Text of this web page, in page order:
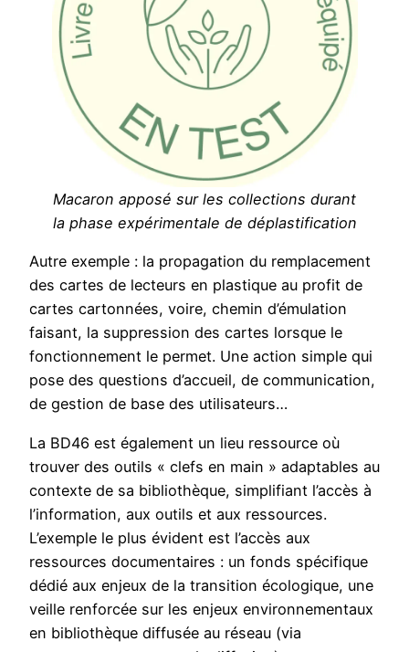
Macaron apposé sur les collections durant
la phase expérimentale de déplastification
Autre exemple : la propagation du remplacement
des cartes de lecteurs en plastique au profit de
cartes cartonnées, voire, chemin d’émulation
faisant, la suppression des cartes lorsque le
fonctionnement le permet. Une action simple qui
pose des questions d’accueil, de communication,
de gestion de base des utilisateurs…
La BD46 est également un lieu ressource où
trouver des outils « clefs en main » adaptables au
contexte de sa bibliothèque, simplifiant l’accès à
l’information, aux outils et aux ressources.
L’exemple le plus évident est l’accès aux
ressources documentaires : un fonds spécifique
dédié aux enjeux de la transition écologique, une
veille renforcée sur les enjeux environnementaux
en bibliothèque diffusée au réseau (via